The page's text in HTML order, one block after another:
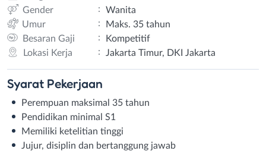
Gender
:
Wanita
Umur
:
Maks. 35 tahun
Besaran Gaji
:
Kompetitif
Lokasi Kerja
: Jakarta Timur, DKI Jakarta
Syarat Pekerjaan
Perempuan maksimal 35 tahun
Pendidikan minimal S1
Memiliki ketelitian tinggi
Jujur, disiplin dan bertanggung jawab